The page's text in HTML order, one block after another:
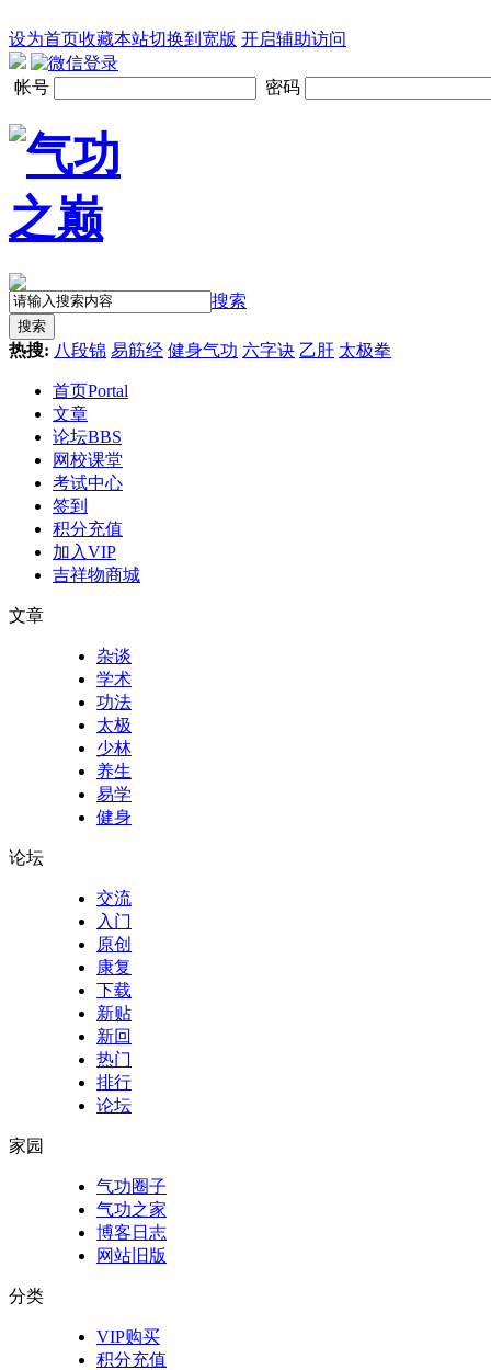
设为首页收藏本站切换到宽版 开启辅助访问
帐号 密码
搜索
搜索
热搜: 八段锦 易筋经 健身气功 六字诀 乙肝 太极拳
首页Portal
文章
论坛BBS
网校课堂
考试中心
签到
积分充值
加入VIP
吉祥物商城
文章
杂谈
学术
功法
太极
少林
养生
易学
健身
论坛
交流
入门
原创
康复
下载
新贴
新回
热门
排行
论坛
家园
气功圈子
气功之家
博客日志
网站旧版
分类
VIP购买
积分充值